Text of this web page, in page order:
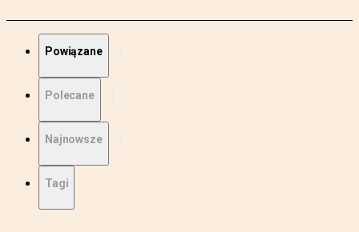
Powiązane
Polecane
Najnowsze
Tagi